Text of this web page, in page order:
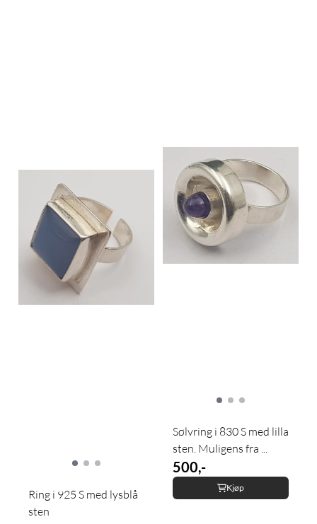
Ring i 925 S med lysblå
sten
Sølvring i 830 S med lilla
sten. Muligens fra ...
500,-
Kjøp